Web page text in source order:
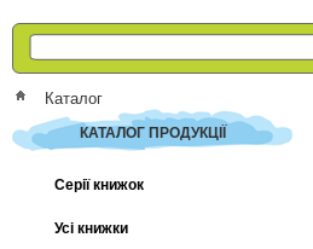
Каталог
КАТАЛОГ ПРОДУКЦІЇ
Серії книжок
Усі книжки